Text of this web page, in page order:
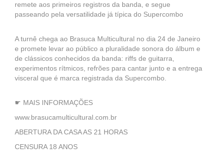
remete aos primeiros registros da banda, e segue
passeando pela versatilidade já típica do Supercombo
A turnê chega ao Brasuca Multicultural no dia 24 de Janeiro
e promete levar ao público a pluralidade sonora do álbum e
de clássicos conhecidos da banda: riffs de guitarra,
experimentos rítmicos, refrões para cantar junto e a entrega
visceral que é marca registrada da Supercombo.
☛ MAIS INFORMAÇÕES
www.brasucamulticultural.com.br
ABERTURA DA CASA AS 21 HORAS
CENSURA 18 ANOS